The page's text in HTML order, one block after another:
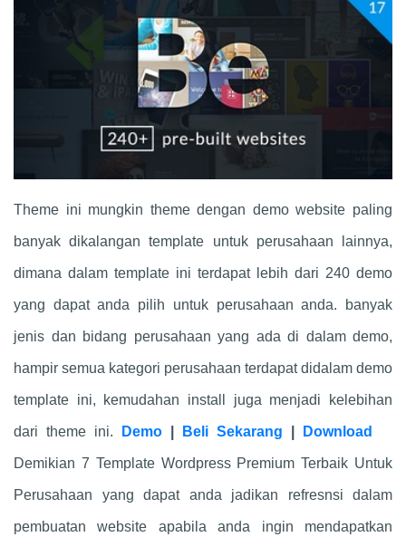
Theme ini mungkin theme dengan demo website paling
banyak dikalangan template untuk perusahaan lainnya,
dimana dalam template ini terdapat lebih dari 240 demo
yang dapat anda pilih untuk perusahaan anda. banyak
jenis dan bidang perusahaan yang ada di dalam demo,
hampir semua kategori perusahaan terdapat didalam demo
template ini, kemudahan install juga menjadi kelebihan
dari theme ini. Demo Beli Sekarang Download
Demikian 7 Template Wordpress Premium Terbaik Untuk
Perusahaan yang dapat anda jadikan refresnsi dalam
pembuatan website apabila anda ingin mendapatkan